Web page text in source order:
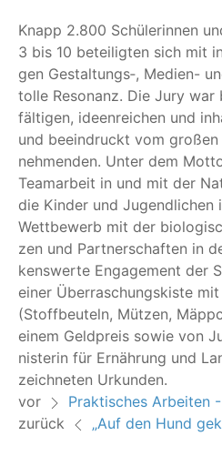
Knapp 2.800 Schü­le­rin­nen
3 bis 10 betei­lig­ten sich mit
gen Gestaltungs‑, Medi­en-
tol­le Reso­nanz. Die Jury
fäl­ti­gen, ideen­rei­chen und
und beein­druckt vom
neh­men­den. Unter dem
Team­ar­beit in und mit der
die Kin­der und Jugend­li­chen
Wett­be­werb mit der
zen und Part­ner­schaf­ten in
kens­wer­te Enga­ge­ment der
einer Über­ra­schungs­kis­te
(Stoff­beu­teln, Müt­zen,
einem Geld­preis sowie von
nis­te­rin für Ernäh­rung und
zeich­ne­ten Urkunden.
vor
Praktisches Arbeiten
zurück
„Auf den Hund